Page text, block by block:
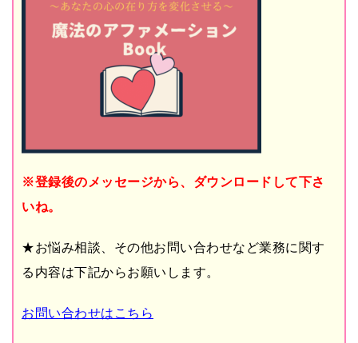
※登録後のメッセージから、ダウンロードして下さ
いね。
★お悩み相談、その他お問い合わせなど業務に関す
る内容は下記からお願いします。
お問い合わせはこちら